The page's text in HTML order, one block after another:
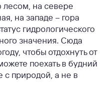
на севере
на западе – гора
гидрологического
значения. Сюда
чтобы отдохнуть от
поехать в будний
с природой, а не в